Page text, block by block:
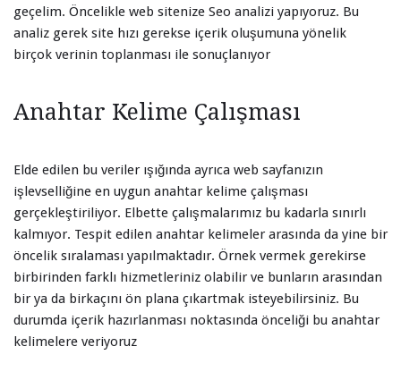
geçelim. Öncelikle web sitenize Seo analizi yapıyoruz. Bu
analiz gerek site hızı gerekse içerik oluşumuna yönelik
birçok verinin toplanması ile sonuçlanıyor
Anahtar Kelime Çalışması
Elde edilen bu veriler ışığında ayrıca web sayfanızın
işlevselliğine en uygun anahtar kelime çalışması
gerçekleştiriliyor. Elbette çalışmalarımız bu kadarla sınırlı
kalmıyor. Tespit edilen anahtar kelimeler arasında da yine bir
öncelik sıralaması yapılmaktadır. Örnek vermek gerekirse
birbirinden farklı hizmetleriniz olabilir ve bunların arasından
bir ya da birkaçını ön plana çıkartmak isteyebilirsiniz. Bu
durumda içerik hazırlanması noktasında önceliği bu anahtar
kelimelere veriyoruz